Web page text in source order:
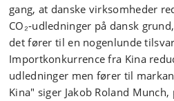
gang, at danske virksomheder
CO₂‑udledninger på dansk
det fører til en nogenlunde
Importkonkurrence fra Kina
udledninger men fører til
Kina" siger Jakob Roland